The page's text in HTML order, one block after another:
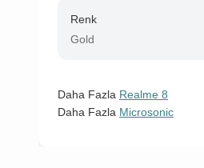
Renk
Gold
Daha Fazla Realme 8
Daha Fazla Microsonic